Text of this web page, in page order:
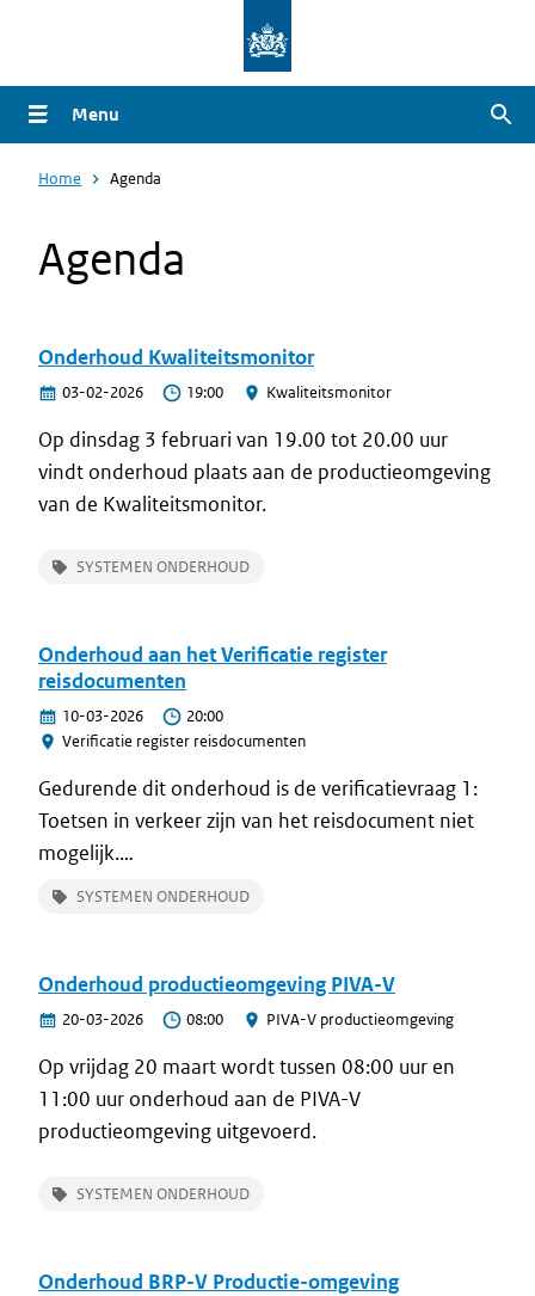
naar
de
gaan
Menu
Home Agenda
Agenda
Onderhoud Kwaliteitsmonitor
03-02-2026 19:00 Kwaliteitsmonitor
Op dinsdag 3 februari van 19.00 tot 20.00 uur
vindt onderhoud plaats aan de productieomgeving
van de Kwaliteitsmonitor.
SYSTEMEN ONDERHOUD
Onderhoud aan het Verificatie register
reisdocumenten
10-03-2026
20:00
Verificatie register reisdocumenten
Gedurende dit onderhoud is de verificatievraag 1:
Toetsen in verkeer zijn van het reisdocument niet
mogelijk.
De overige diensten van de BVBSN zijn wel gewoon
SYSTEMEN ONDERHOUD
Onderhoud productieomgeving PIVA-V
20-03-2026 08:00 PIVA-V productieomgeving
Op vrijdag 20 maart wordt tussen 08:00 uur en
11:00 uur onderhoud aan de PIVA-V
productieomgeving uitgevoerd.
SYSTEMEN ONDERHOUD
Onderhoud BRP-V Productie-omgeving